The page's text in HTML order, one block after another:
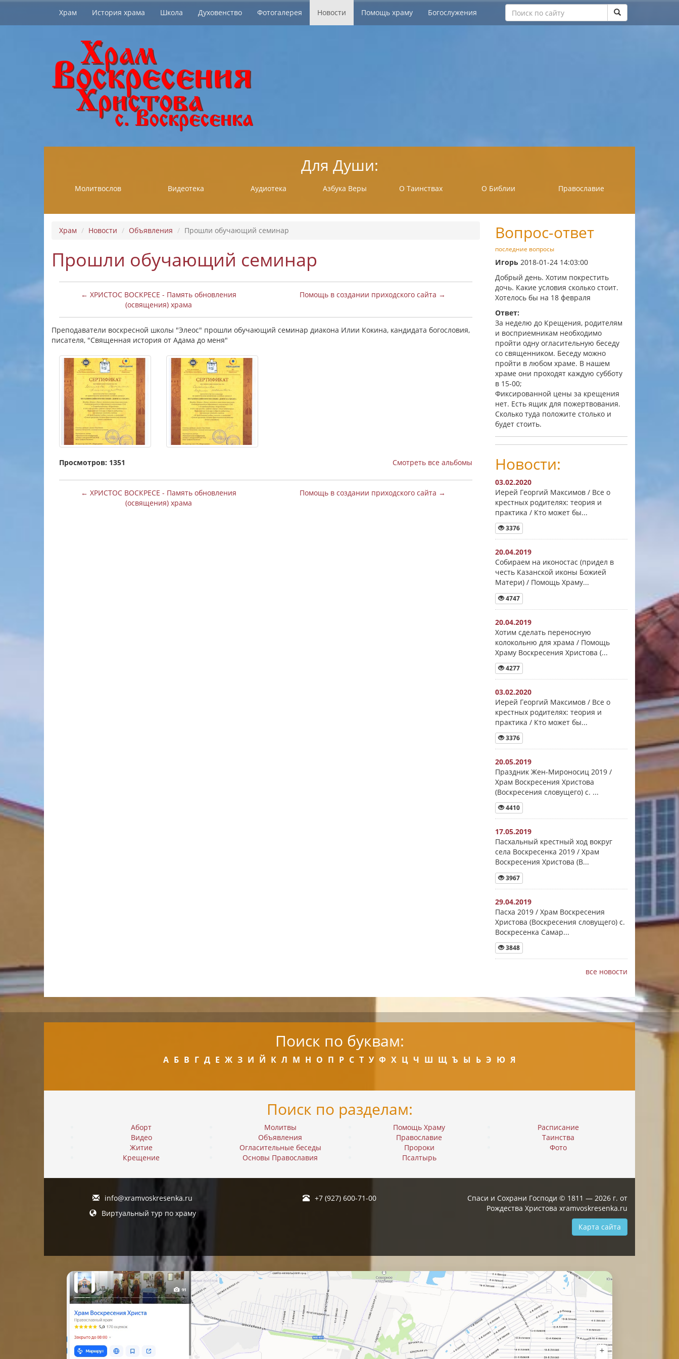
Храм История храма Школа Духовенство Фотогалерея Новости Помощь храму Богослужения
Для Души:
Молитвослов Видеотека Аудиотека Азбука Веры О Таинствах О Библии Православие
Храм Новости Объявления Прошли обучающий семинар
Прошли обучающий семинар
← ХРИСТОС ВОСКРЕСЕ - Память обновления
(освящения) храма
Помощь в создании приходского сайта →
Преподаватели воскресной школы "Элеос" прошли обучающий семинар диакона Илии Кокина, кандидата богословия,
писателя, "Священная история от Адама до меня"
Просмотров: 1351 Смотреть все альбомы
← ХРИСТОС ВОСКРЕСЕ - Память обновления
(освящения) храма
Помощь в создании приходского сайта →
Вопрос-ответ
последние вопросы
Игорь 2018-01-24 14:03:00
Добрый день. Хотим покрестить
дочь. Какие условия сколько стоит.
Хотелось бы на 18 февраля
Ответ:
За неделю до Крещения, родителям
и восприемникам необходимо
пройти одну огласительную беседу
со священником. Беседу можно
пройти в любом храме. В нашем
храме они проходят каждую субботу
в 15-00;
Фиксированной цены за крещения
нет. Есть ящик для пожертвования.
Сколько туда положите столько и
будет стоить.
Новости:
03.02.2020
Иерей Георгий Максимов / Все о
крестных родителях: теория и
практика / Кто может бы...
3376
20.04.2019
Собираем на иконостас (придел в
честь Казанской иконы Божией
Матери) / Помощь Храму...
4747
20.04.2019
Хотим сделать переносную
колокольню для храма / Помощь
Храму Воскресения Христова (...
4277
03.02.2020
Иерей Георгий Максимов / Все о
крестных родителях: теория и
практика / Кто может бы...
3376
20.05.2019
Праздник Жен-Мироносиц 2019 /
Храм Воскресения Христова
(Воскресения словущего) с. ...
4410
17.05.2019
Пасхальный крестный ход вокруг
села Воскресенка 2019 / Храм
Воскресения Христова (В...
3967
29.04.2019
Пасха 2019 / Храм Воскресения
Христова (Воскресения словущего) с.
Воскресенка Самар...
3848
все новости
Поиск по буквам:
А Б В Г Д Е Ж З И Й К Л М Н О П Р С Т У Ф Х Ц Ч Ш Щ Ъ Ы Ь Э Ю Я
Поиск по разделам:
Аборт
Видео
Житие
Крещение
Молитвы
Объявления
Огласительные беседы
Основы Православия
Помощь Храму
Православие
Пророки
Псалтырь
Расписание
Таинства
Фото
info@xramvoskresenka.ru
Виртуальный тур по храму
+7 (927) 600-71-00
Спаси и Сохрани Господи © 1811 — 2026 г. от
Рождества Христова xramvoskresenka.ru
Карта сайта